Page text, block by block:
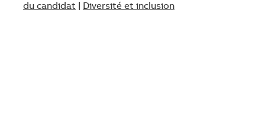
du candidat
Diversité et inclusion